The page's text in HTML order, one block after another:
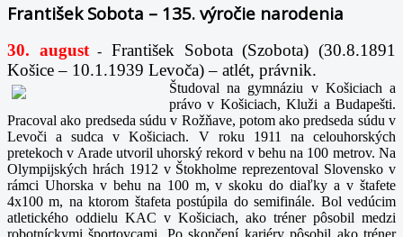
František Sobota – 135. výročie narodenia
30. august-
František Sobota (Szobota) (30.8.1891
Košice – 10.1.1939 Levoča) – atlét, právnik.
Študoval na gymnáziu v Košiciach a
právo v Košiciach, Kluži a Budapešti.
Pracoval ako predseda súdu v Rožňave, potom ako predseda súdu v
Levoči a sudca v Košiciach. V roku 1911 na celouhorských
pretekoch v Arade utvoril uhorský rekord v behu na 100 metrov. Na
Olympijských hrách 1912 v Štokholme reprezentoval Slovensko v
rámci Uhorska v behu na 100 m, v skoku do diaľky a v štafete
4x100 m, na ktorom štafeta postúpila do semifinále. Bol vedúcim
atletického oddielu KAC v Košiciach, ako tréner pôsobil medzi